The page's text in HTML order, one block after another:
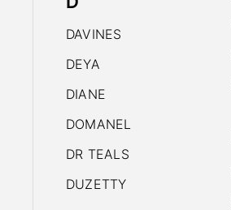
DAVINES
DEYA
DIANE
DOMANEL
DR TEALS
DUZETTY